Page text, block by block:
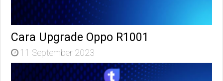
Cara Upgrade Oppo R1001
11 September 2023